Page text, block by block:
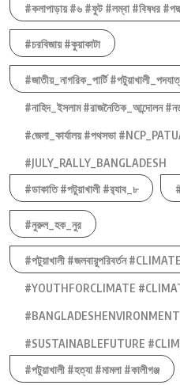
#কলাপাড়ায় #৬ #ফুট #লম্বা #বিষধর
#চরবিজায় #কুয়াকাটা
#জাতীয়_নাগরিক_পার্টি
#নাহিদ_ইসলাম #রাজনৈতিক_আন্দোলন
#জেলা_কার্যালয় #পথসভা
#JULY_RALLY_BANGLADESH
#ডাকাতি #পটুয়াখালী #র‍্যাব_৮
#নুরুল_হক_নুর
#পটুয়াখালী #জলবায়ুপরিবর্তন
#YOUTHFORCLIMATE
#SUSTAINABLEFUTURE
#পটুয়াখালী #হত্যা #মামলা #কালীগঞ্জ